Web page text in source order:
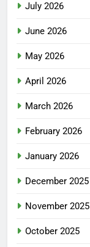
July 2026
June 2026
May 2026
April 2026
March 2026
February 2026
January 2026
December 2025
November 2025
October 2025